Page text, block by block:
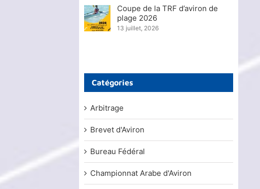
Coupe de la TRF d’aviron de
plage 2026
13 juillet, 2026
Catégories
Arbitrage
Brevet d'Aviron
Bureau Fédéral
Championnat Arabe d'Aviron